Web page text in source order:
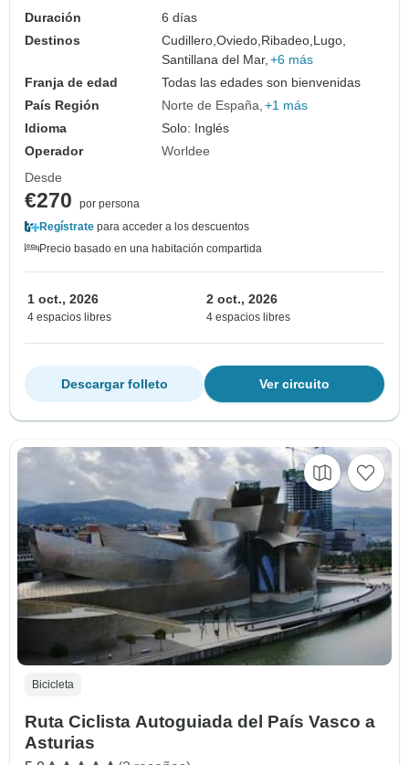
Duración
6 días
Destinos
Cudillero,Oviedo, Ribadeo, Lugo,
Santillana del Mar, +6 más
Franja de edad
Todas las edades son bienvenidas
País Región
Norte de España +1 más
Idioma
Solo: Inglés
Operador
Worldee
Desde
€270
por persona
Regístrate para acceder a los descuentos
Precio basado en una habitación compartida
1 oct., 2026
4 espacios libres
2 oct., 2026
4 espacios libres
Ver circuito
Descargar folleto
Bicicleta
Ruta Ciclista Autoguiada del País Vasco a
Asturias